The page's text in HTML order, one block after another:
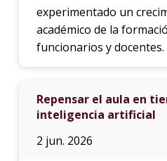
experimentado un
académico de la
funcionarios y docentes.
Repensar el aula en
inteligencia artificial
2 jun. 2026